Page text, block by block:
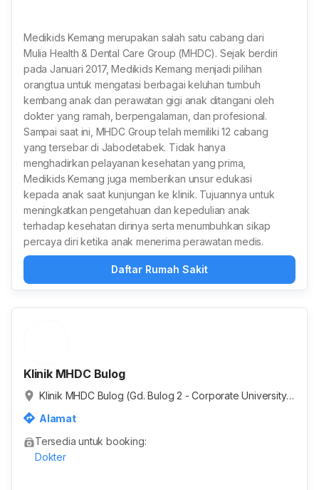
Medikids Kemang merupakan salah satu cabang dari
Mulia Health & Dental Care Group (MHDC). Sejak berdiri
pada Januari 2017, Medikids Kemang menjadi pilihan
orangtua untuk mengatasi berbagai keluhan tumbuh
kembang anak dan perawatan gigi anak ditangani oleh
dokter yang ramah, berpengalaman, dan profesional.
Sampai saat ini, MHDC Group telah memiliki 12 cabang
yang tersebar di Jabodetabek. Tidak hanya
menghadirkan pelayanan kesehatan yang prima,
Medikids Kemang juga memberikan unsur edukasi
kepada anak saat kunjungan ke klinik. Tujuannya untuk
meningkatkan pengetahuan dan kepedulian anak
terhadap kesehatan dirinya serta menumbuhkan sikap
percaya diri ketika anak menerima perawatan medis.
Daftar Rumah Sakit
Klinik MHDC Bulog
Klinik MHDC Bulog (Gd. Bulog 2 - Corporate University),
nesia
Alamat
Tersedia untuk booking:
Dokter